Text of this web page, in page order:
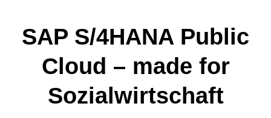
SAP S/4HANA Public
Cloud – made for
Sozialwirtschaft